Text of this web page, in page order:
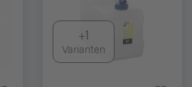
+1
Varianten